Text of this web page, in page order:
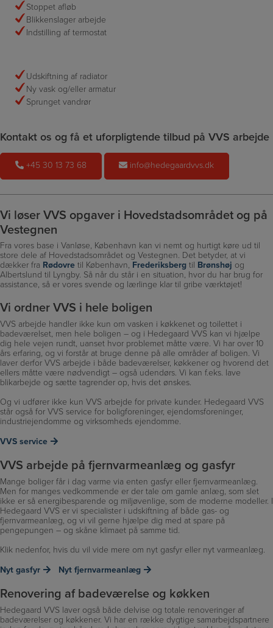
Stoppet afløb
Blikkenslager arbejde
Indstilling af termostat
Udskiftning af radiator
Ny vask og/eller armatur
Sprunget vandrør
Kontakt os og få et uforpligtende tilbud på VVS arbejde
+45 30 13 73 68 info@hedegaardvvs.dk
Vi løser VVS opgaver i Hovedstadsområdet og på
Vestegnen
Fra vores base i Vanløse, København kan vi nemt og hurtigt køre ud til
store dele af Hovedstadsområdet og Vestegnen. Det betyder, at vi
dækker fra Rødovretil København, Frederiksbergtil Brønshøj og
Albertslund til Lyngby. Så når du står i en situation, hvor du har brug for
assistance, så er vores svende og lærlinge klar til gribe værktøjet!
Vi ordner VVS i hele boligen
VVS arbejde handler ikke kun om vasken i køkkenet og toilettet i
badeværelset, men hele boligen – og i Hedegaard VVS kan vi hjælpe
dig hele vejen rundt, uanset hvor problemet måtte være. Vi har over 10
års erfaring, og vi forstår at bruge denne på alle områder af boligen. Vi
laver derfor VVS arbejde i både badeværelser, køkkener og hvorend det
ellers måtte være nødvendigt – også udendørs. Vi kan f.eks. lave
blikarbejde og sætte tagrender op, hvis det ønskes.
Og vi udfører ikke kun VVS arbejde for private kunder. Hedegaard VVS
står også for VVS service for boligforeninger, ejendomsforeninger,
industriejendomme og virksomheds ejendomme.
VVS service
VVS arbejde på fjernvarmeanlæg og gasfyr
Mange boliger får i dag varme via enten gasfyr eller fjernvarmeanlæg.
Men for manges vedkommende er der tale om gamle anlæg, som slet
ikke er så energibesparende og miljøvenlige, som de moderne modeller. I
Hedegaard VVS er vi specialister i udskiftning af både gas- og
fjernvarmeanlæg, og vi vil gerne hjælpe dig med at spare på
pengepungen – og skåne klimaet på samme tid.
Klik nedenfor, hvis du vil vide mere om nyt gasfyr eller nyt varmeanlæg.
Nyt gasfyr
Nyt fjernvarmeanlæg
Renovering af badeværelse og køkken
Hedegaard VVS laver også både delvise og totale renoveringer af
badeværelser og køkkener. Vi har en række dygtige samarbejdspartnere